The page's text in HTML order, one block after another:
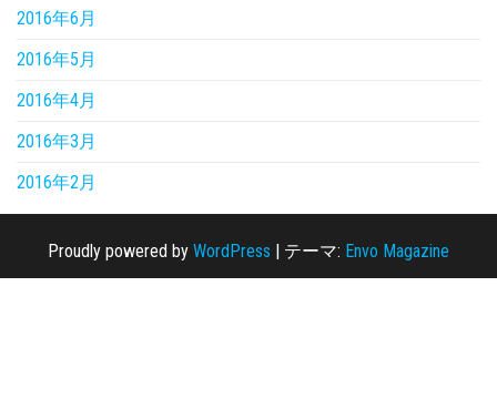
2016年6月
2016年5月
2016年4月
2016年3月
2016年2月
Proudly powered by WordPress テーマ: Envo Magazine